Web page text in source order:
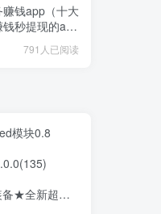
钱app（十大
秒提现的app
791人已阅读
模块0.8
作射击割草游戏